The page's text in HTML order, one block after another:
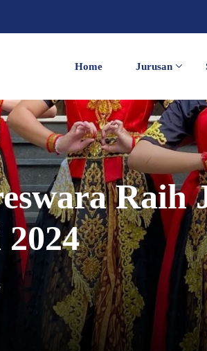
SMK
Home Jurusan
Raih